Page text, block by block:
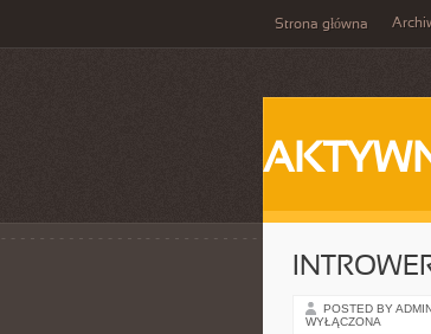
Strona główna
POSTED BY
WYŁĄCZONA